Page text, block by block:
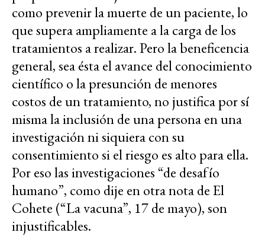
como prevenir la muerte de un paciente, lo
que supera ampliamente a la carga de los
tratamientos a realizar. Pero la beneficencia
general, sea ésta el avance del conocimiento
científico o la presunción de menores
costos de un tratamiento, no justifica por sí
misma la inclusión de una persona en una
investigación ni siquiera con su
consentimiento si el riesgo es alto para ella.
Por eso las investigaciones “de desafío
humano”, como dije en otra nota de El
Cohete (“La vacuna”, 17 de mayo), son
injustificables.